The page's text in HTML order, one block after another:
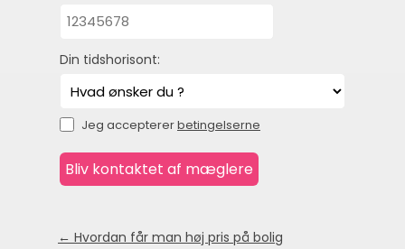
Din tidshorisont:
Jeg acceptererbetingelserne
← Hvordan får man høj pris på bolig